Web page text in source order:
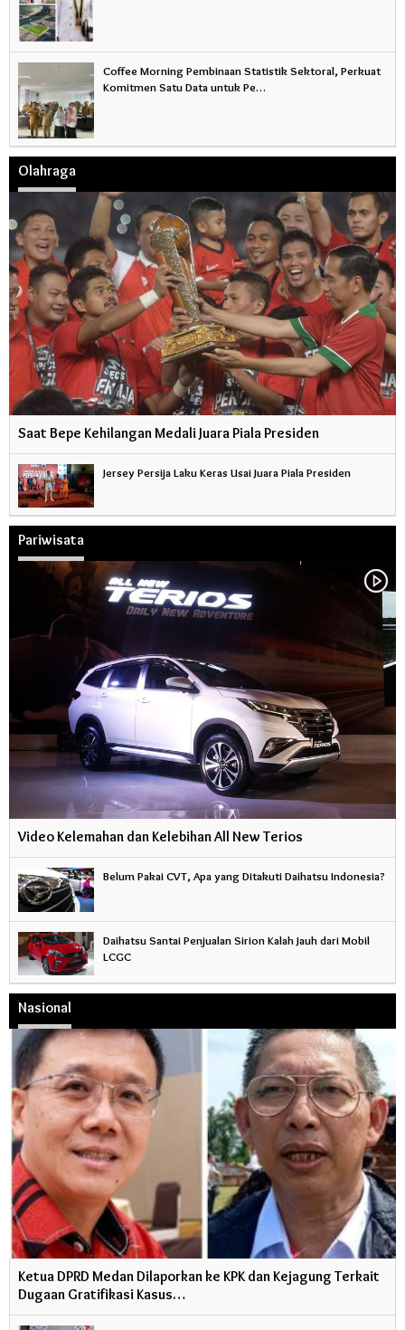
Coffee Morning Pembinaan Statistik Sektoral, Perkuat
Komitmen Satu Data untuk Pe…
Olahraga
Saat Bepe Kehilangan Medali Juara Piala Presiden
Jersey Persija Laku Keras Usai Juara Piala Presiden
Pariwisata
Video Kelemahan dan Kelebihan All New Terios
Belum Pakai CVT, Apa yang Ditakuti Daihatsu Indonesia?
Daihatsu Santai Penjualan Sirion Kalah Jauh dari Mobil
LCGC
Nasional
Ketua DPRD Medan Dilaporkan ke KPK dan Kejagung Terkait
Dugaan Gratifikasi Kasus…